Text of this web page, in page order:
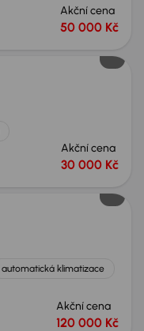
Akční cena
50 000 Kč
Akční cena
30 000 Kč
automatická klimatizace
Akční cena
120 000 Kč